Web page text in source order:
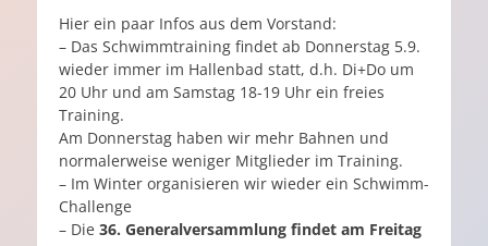
Hier ein paar Infos aus dem Vorstand:
– Das Schwimmtraining findet ab Donnerstag 5.9.
wieder immer im Hallenbad statt, d.h. Di+Do um
20 Uhr und am Samstag 18-19 Uhr ein freies
Training.
Am Donnerstag haben wir mehr Bahnen und
normalerweise weniger Mitglieder im Training.
– Im Winter organisieren wir wieder ein Schwimm-
Challenge
– Die 36. Generalversammlung findet am Freitag